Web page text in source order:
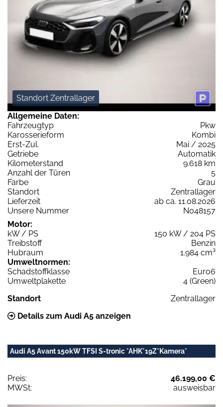
Standort Zentrallager
Allgemeine Daten:
Fahrzeugtyp
Pkw
Karosserieform
Kombi
Erst-Zul.
Mai / 2025
Getriebe
Automatik
Kilometerstand
9.618 km
Anzahl der Türen
5
Farbe
Grau
Standort
Zentrallager
Lieferzeit
ab ca. 11.08.2026
Unsere Nummer
N048157
Motor:
kW / PS
150 kW / 204 PS
Treibstoff
Benzin
Hubraum
1.984 cm³
Umweltnormen:
Schadstoffklasse
Euro6
Umweltplakette
4 (Green)
Standort
Zentrallager
Details zum Audi A5 anzeigen
Audi A5 Avant 150kW TFSI S-tronic *AHK*19Z*Kamera*
Preis:
46.199,00 €
MWSt:
ausweisbar